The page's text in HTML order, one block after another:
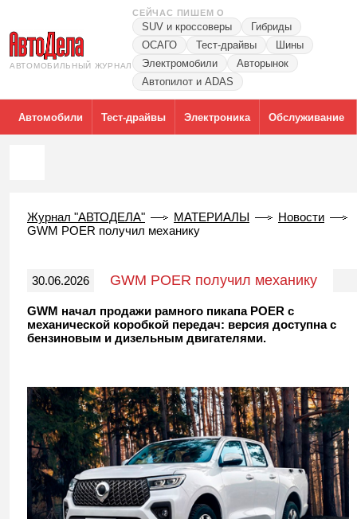
АВТОМОБИЛЬНЫЙ ЖУРНАЛ
СЕЙЧАС ПИШЕМ О
SUV и кроссоверы
Гибриды
ОСАГО
Тест-драйвы
Шины
Электромобили
Авторынок
Автопилот и ADAS
Автомобили Тест-драйвы Электроника Обслуживание
Журнал "АВТОДЕЛА" МАТЕРИАЛЫ
Новости
GWM POER получил механику
30.06.2026 GWM POER получил механику
GWM начал продажи рамного пикапа POER с
механической коробкой передач: версия доступна с
бензиновым и дизельным двигателями.